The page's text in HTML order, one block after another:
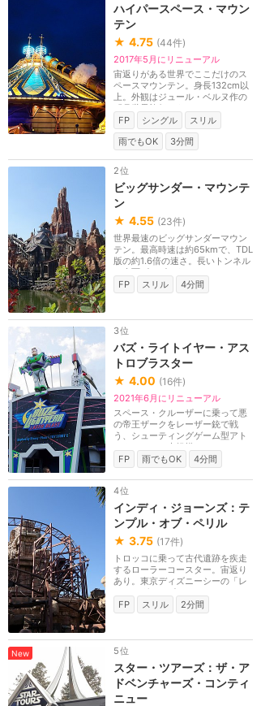
ハイパースペース・マウン
テン
★ 4.75 (44件)
2017年5月にリニューアル
宙返りがある世界でここだけのス
ペースマウンテン。身長132cm以
上。外観はジュール・ベルヌ作の
『月世界旅行』をモ...
FP
シングル
スリル
雨でもOK
3分間
2位
ビッグサンダー・マウンテ
ン
★ 4.55 (23件)
世界最速のビッグサンダーマウン
テン。最高時速は約65kmで、TDL
版の約1.6倍の速さ。長いトンネル
や水面ギリギリを...
FP
スリル 4分間
3位
バズ・ライトイヤー・アス
トロブラスター
★ 4.00 (16件)
2021年6月にリニューアル
スペース・クルーザーに乗って悪
の帝王ザークをレーザー銃で戦
う、シューティングゲーム型アト
ラクション。大規模...
FP
雨でもOK 4分間
4位
インディ・ジョーンズ：テ
ンプル・オブ・ペリル
★ 3.75 (17件)
トロッコに乗って古代遺跡を疾走
するローラーコースター。宙返り
あり。東京ディズニーシーの「レ
イジング・スピリ...
FP
スリル 2分間
New 5位
スター・ツアーズ：ザ・ア
ドベンチャーズ・コンティ
ニュー